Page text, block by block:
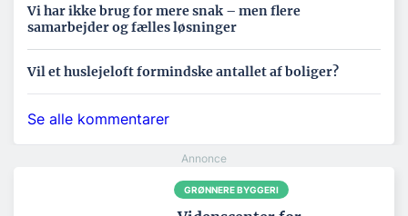
Vi har ikke brug for mere snak – men flere
samarbejder og fælles løsninger
Vil et huslejeloft formindske antallet af boliger?
Se alle kommentarer
GRØNNERE BYGGERI